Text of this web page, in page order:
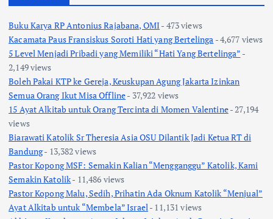
Buku Karya RP Antonius Rajabana, OMI- 473 views
Kacamata Paus Fransiskus Soroti Hati yang Bertelinga - 4,677 views
5 Level Menjadi Pribadi yang Memiliki “Hati Yang Bertelinga” -
2,149 views
Boleh Pakai KTP ke Gereja, Keuskupan Agung Jakarta Izinkan
Semua Orang Ikut Misa Offline- 37,922 views
15 Ayat Alkitab untuk Orang Tercinta di Momen Valentine- 27,194
views
Biarawati Katolik Sr Theresia Asia OSU Dilantik Jadi Ketua RT di
Bandung- 13,382 views
Pastor Kopong MSF: Semakin Kalian “Mengganggu” Katolik, Kami
Semakin Katolik- 11,486 views
Pastor Kopong Malu, Sedih, Prihatin Ada Oknum Katolik “Menjual”
Ayat Alkitab untuk “Membela” Israel- 11,131 views